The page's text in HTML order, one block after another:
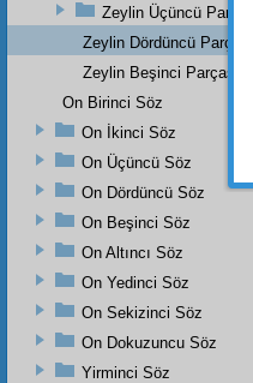
Zeylin Üçüncü Parçası
Zeylin Dördüncü Parçası
Zeylin Beşinci Parçası
On Birinci Söz
On İkinci Söz
On Üçüncü Söz
On Dördüncü Söz
On Beşinci Söz
On Altıncı Söz
On Yedinci Söz
On Sekizinci Söz
On Dokuzuncu Söz
Yirminci Söz